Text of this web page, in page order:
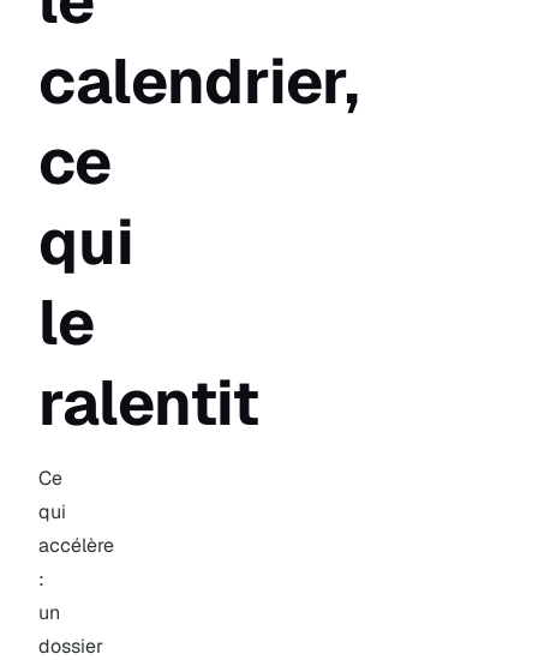
calendrier,
ce
qui
le
ralentit
Ce
qui
accélère
:
un
dossier